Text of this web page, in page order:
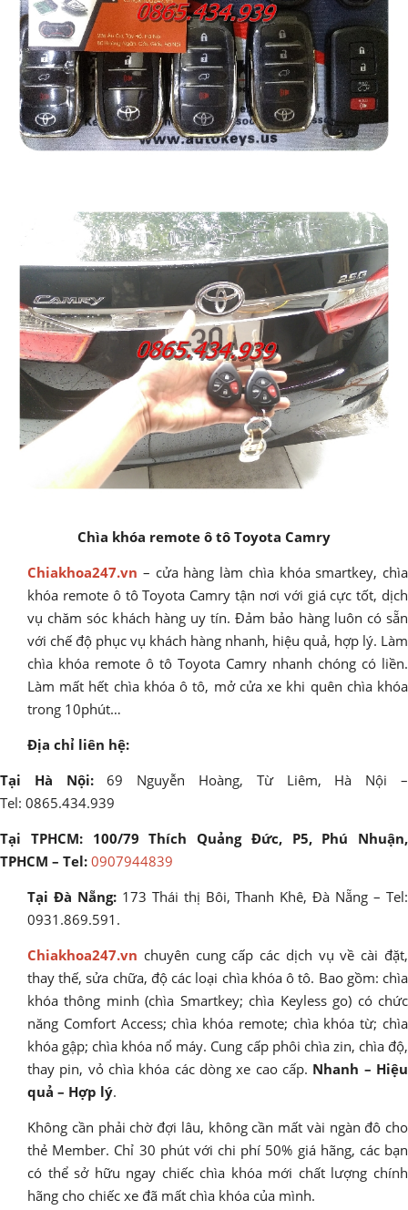
Chìa khóa remote ô tô Toyota Camry
Chiakhoa247.vn – cửa hàng làm chìa khóa smartkey, chìa
khóa remote ô tô Toyota Camry tận nơi với giá cực tốt, dịch
vụ chăm sóc khách hàng uy tín. Đảm bảo hàng luôn có sẵn
với chế độ phục vụ khách hàng nhanh, hiệu quả, hợp lý. Làm
chìa khóa remote ô tô Toyota Camry nhanh chóng có liền.
Làm mất hết chìa khóa ô tô, mở cửa xe khi quên chìa khóa
trong 10phút…
Địa chỉ liên hệ:
Tại Hà Nội:69 Nguyễn Hoàng, Từ Liêm, Hà Nội –
Tel: 0865.434.939
Tại TPHCM: 100/79 Thích Quảng Đức, P5, Phú Nhuận,
TPHCM – Tel: 0907944839
Tại Đà Nẵng:173 Thái thị Bôi, Thanh Khê, Đà Nẵng – Tel:
0931.869.591.
Chiakhoa247.vn chuyên cung cấp các dịch vụ về cài đặt,
thay thế, sửa chữa, độ các loại chìa khóa ô tô. Bao gồm: chìa
khóa thông minh (chìa Smartkey; chìa Keyless go) có chức
năng Comfort Access; chìa khóa remote; chìa khóa từ; chìa
khóa gập; chìa khóa nổ máy. Cung cấp phôi chìa zin, chìa độ,
thay pin, vỏ chìa khóa các dòng xe cao cấp. Nhanh – Hiệu
quả – Hợp lý.
Không cần phải chờ đợi lâu, không cần mất vài ngàn đô cho
thẻ Member. Chỉ 30 phút với chi phí 50% giá hãng, các bạn
có thể sở hữu ngay chiếc chìa khóa mới chất lượng chính
hãng cho chiếc xe đã mất chìa khóa của mình.